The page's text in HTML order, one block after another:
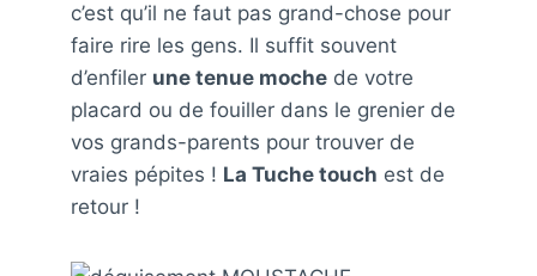
c’est qu’il ne faut pas grand-chose pour
faire rire les gens. Il suffit souvent
d’enfiler une tenue moche de votre
placard ou de fouiller dans le grenier de
vos grands-parents pour trouver de
vraies pépites ! La Tuche touch est de
retour !